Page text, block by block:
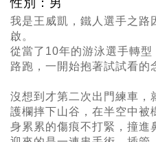
我是王威凱，鐵人選手之路
啟。
從當了10年的游泳選手轉
路跑，一開始抱著試試看的
沒想到才第二次出門練車，
護欄摔下山谷，在半空中被
身累累的傷痕不打緊，撞進